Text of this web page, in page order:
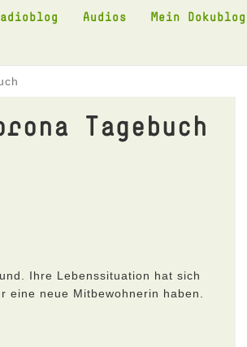
Audios Mein Dokublog
Tagebuch
Ihre Lebenssituation hat sich
neue Mitbewohnerin haben.